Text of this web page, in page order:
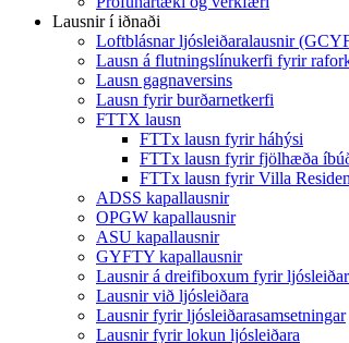
Lausnir í iðnaði
Loftblásnar ljósleiðaralausnir
Lausn á flutningslínukerfi fyrir
Lausn gagnaversins
Lausn fyrir burðarnetkerfi
FTTX lausn
FTTx lausn fyrir háhýsi
FTTx lausn fyrir fjölhæða
FTTx lausn fyrir Villa
ADSS kapallausnir
OPGW kapallausnir
ASU kapallausnir
GYFTY kapallausnir
Lausnir á dreifiboxum fyrir
Lausnir við ljósleiðara
Lausnir fyrir ljósleiðarasamsetningar
Lausnir fyrir lokun ljósleiðara